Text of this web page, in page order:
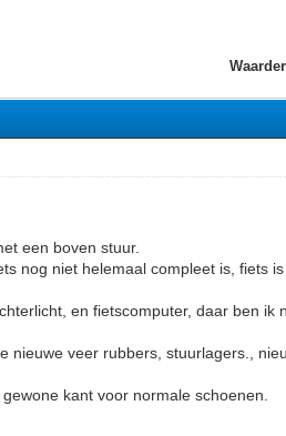
een boven stuur.
nog niet helemaal compleet is, fiets
en fietscomputer, daar ben ik
nieuwe veer rubbers, stuurlagers.,
kant voor normale schoenen.